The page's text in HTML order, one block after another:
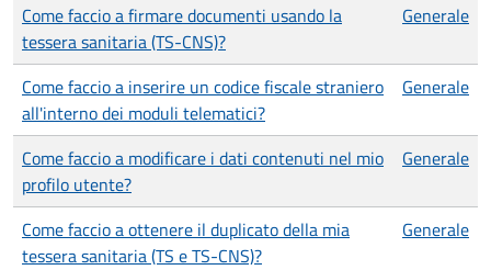
Come faccio a firmare documenti usando la
tessera sanitaria (TS-CNS)?
Generale
Come faccio a inserire un codice fiscale straniero
all'interno dei moduli telematici?
Generale
Come faccio a modificare i dati contenuti nel mio
profilo utente?
Generale
Come faccio a ottenere il duplicato della mia
tessera sanitaria (TS e TS-CNS)?
Generale